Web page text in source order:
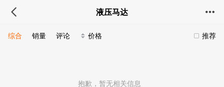
液压马达
推荐
综合 销量 评论 价格
抱歉，暂无相关信息